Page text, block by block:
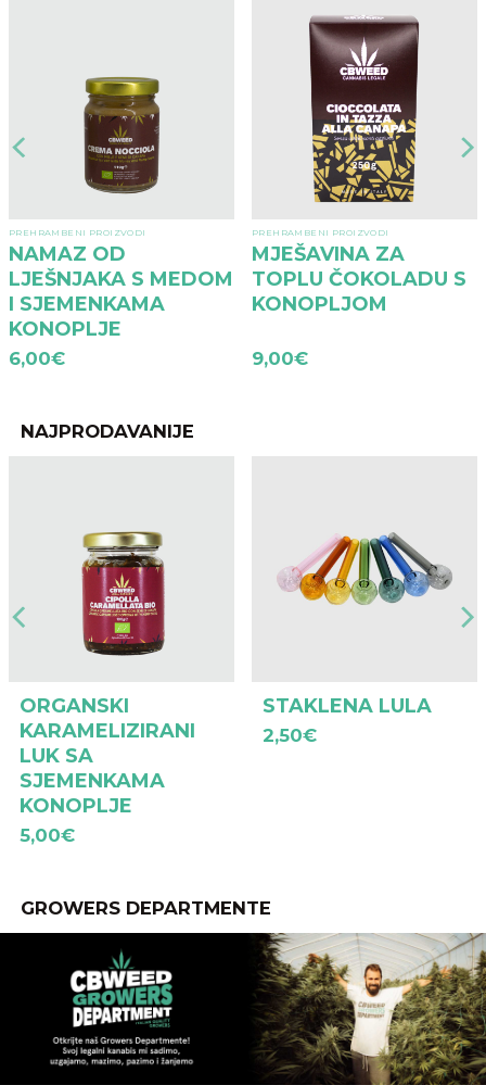
PREHRAMBENI PROIZVODI
NAMAZ OD
LJEŠNJAKA S MEDOM
I SJEMENKAMA
KONOPLJE
6,00€
PREHRAMBENI PROIZVODI
MJEŠAVINA ZA
TOPLU ČOKOLADU S
KONOPLJOM
9,00€
NAJPRODAVANIJE
ORGANSKI
KARAMELIZIRANI
LUK SA
SJEMENKAMA
KONOPLJE
5,00€
STAKLENA LULA
2,50€
GROWERS DEPARTMENTE